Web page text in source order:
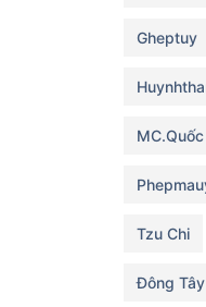
Gheptuy
Tzu Chi
Đông